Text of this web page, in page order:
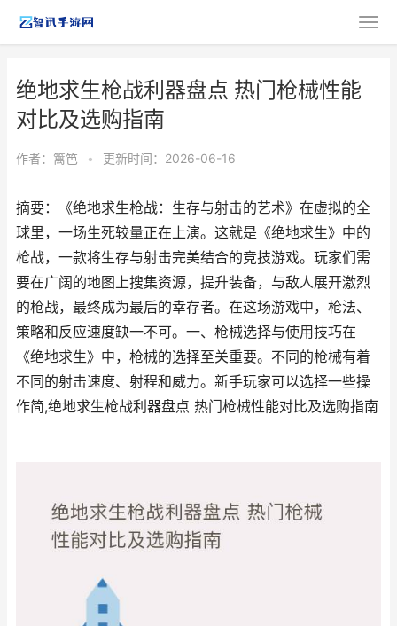
绝地求生枪战利器盘点 热门枪械性能
对比及选购指南
作者： 篱笆 • 更新时间：2026-06-16
摘要：《绝地求生枪战：生存与射击的艺术》在虚拟的全
球里，一场生死较量正在上演。这就是《绝地求生》中的
枪战，一款将生存与射击完美结合的竞技游戏。玩家们需
要在广阔的地图上搜集资源，提升装备，与敌人展开激烈
的枪战，最终成为最后的幸存者。在这场游戏中，枪法、
策略和反应速度缺一不可。一、枪械选择与使用技巧在
《绝地求生》中，枪械的选择至关重要。不同的枪械有着
不同的射击速度、射程和威力。新手玩家可以选择一些操
作简,绝地求生枪战利器盘点 热门枪械性能对比及选购指南